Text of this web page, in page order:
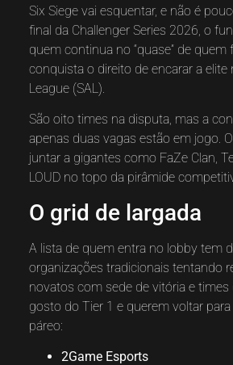
Six Siegevai esquentar, e não é
final da Challenger Series 2026 , o
quem continua no “quase” de quem
conquista o direito de encarar a elite
League (SAL).
São oito times na disputa, mas a
apenas duas vagas estão em jogo.
juntar a gigantes como FaZe Clan,
LOUD no topo da pirâmide
O grid de largada
A lista de quem entra no lobby tem
organizações tradicionais tentando
novatos com sede de vitória e times
gosto do Tier 1 e querem voltar para
páreo:
2Game Esports